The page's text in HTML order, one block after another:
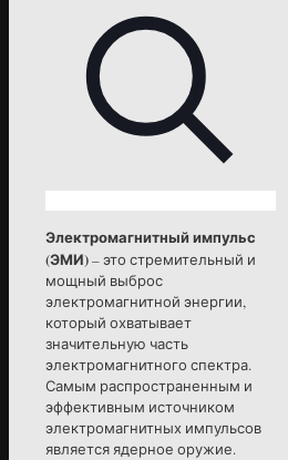
Электромагнитный импульс
(ЭМИ)– это стремительный и
мощный выброс
электромагнитной энергии,
который охватывает
значительную часть
электромагнитного спектра.
Самым распространенным и
эффективным источником
электромагнитных импульсов
является ядерное оружие.